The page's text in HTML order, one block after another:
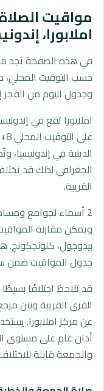
مواقيت
املابورا،
في هذه الصفحة تجد
وجدول اليوم من الفجر
املابورا تقع في
الدينية في
الجغرافي لذلك قد
القريبة.
2 أسماء لجوامع
ويمكن مقارنة
بيدوجول، كلونجكونج.
جدول المواقيت ضمن
قد تلاحظ اختلافًا
القرى القريبة وبين
عن مركز املابورا.
أذان عام على مستوى
والجمعة قابلة